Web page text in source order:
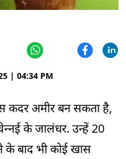
| 04:34 PM
कदर अमीर बन सकता है,
के जालंधर. उन्‍हें 20
बाद भी कोई खास